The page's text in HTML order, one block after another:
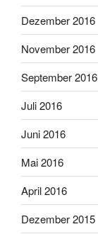
Dezember 2016
November 2016
September 2016
Juli 2016
Juni 2016
Mai 2016
April 2016
Dezember 2015